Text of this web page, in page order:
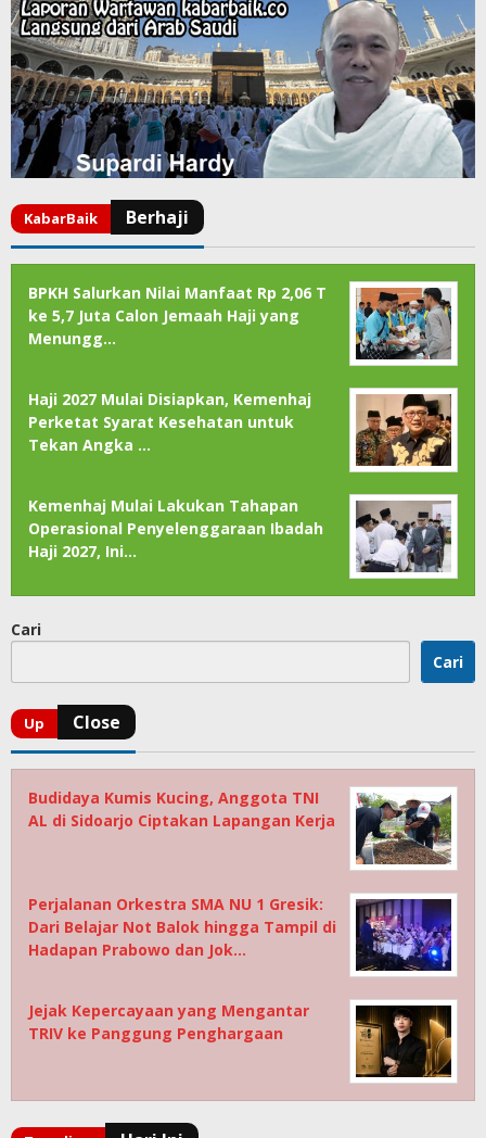
BPKH Salurkan Nilai Manfaat Rp 2,06 T
ke 5,7 Juta Calon Jemaah Haji yang
Menungg…
Haji 2027 Mulai Disiapkan, Kemenhaj
Perketat Syarat Kesehatan untuk
Tekan Angka …
Kemenhaj Mulai Lakukan Tahapan
Operasional Penyelenggaraan Ibadah
Haji 2027, Ini…
Cari
Cari
Budidaya Kumis Kucing, Anggota TNI
AL di Sidoarjo Ciptakan Lapangan Kerja
Perjalanan Orkestra SMA NU 1 Gresik:
Dari Belajar Not Balok hingga Tampil di
Hadapan Prabowo dan Jok…
Jejak Kepercayaan yang Mengantar
TRIV ke Panggung Penghargaan